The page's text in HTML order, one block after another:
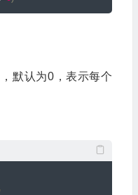
默认为0，表示每个